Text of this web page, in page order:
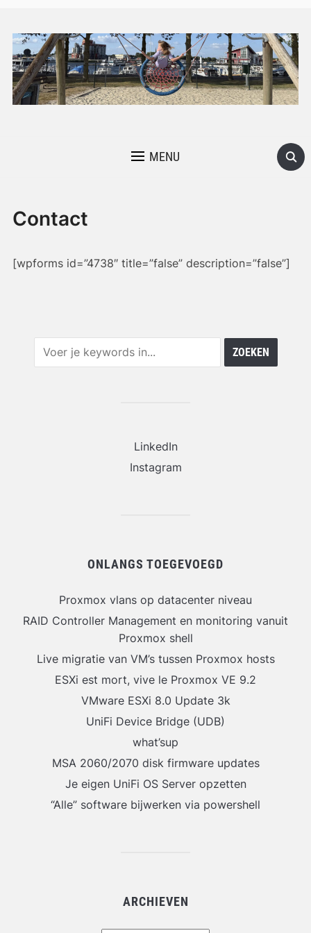
MENU
Contact
[wpforms id=”4738″ title=”false” description=”false”]
LinkedIn
Instagram
ONLANGS TOEGEVOEGD
Proxmox vlans op datacenter niveau
RAID Controller Management en monitoring vanuit
Proxmox shell
Live migratie van VM’s tussen Proxmox hosts
ESXi est mort, vive le Proxmox VE 9.2
VMware ESXi 8.0 Update 3k
UniFi Device Bridge (UDB)
what’sup
MSA 2060/2070 disk firmware updates
Je eigen UniFi OS Server opzetten
“Alle” software bijwerken via powershell
ARCHIEVEN